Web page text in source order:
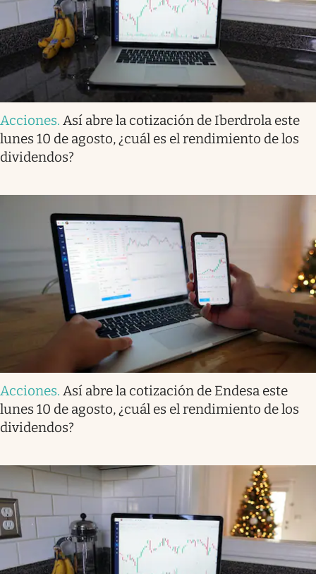
Acciones. Así abre la cotización de Iberdrola este
lunes 10 de agosto, ¿cuál es el rendimiento de los
dividendos?
Acciones. Así abre la cotización de Endesa este
lunes 10 de agosto, ¿cuál es el rendimiento de los
dividendos?